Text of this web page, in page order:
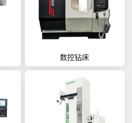
数控钻床